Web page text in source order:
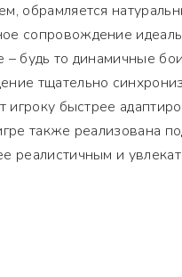
обрамляется
сопровождение
– будь то динамичные
тщательно
игроку быстрее
также реализована
реалистичным и